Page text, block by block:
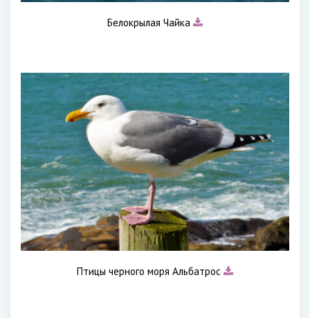
Белокрылая Чайка
Птицы черного моря Альбатрос